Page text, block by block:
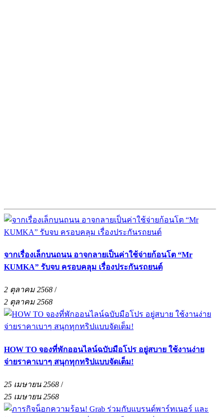
จากเรื่องเล็กบนถนน อาจกลายเป็นค่าใช้จ่ายก้อนโต “Mr
KUMKA” รับจบ ครอบคลุม เรื่องประกันรถยนต์
2 ตุลาคม 2568 /
2 ตุลาคม 2568
HOW TO จองที่พักออนไลน์ฉบับมือโปร อยู่สบาย ใช้งานง่าย
จ่ายราคาเบาๆ สนุกทุกทริปแบบจัดเต็ม!
25 เมษายน 2568 /
25 เมษายน 2568